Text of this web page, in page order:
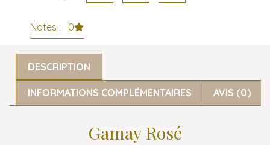
Notes : 0
DESCRIPTION
INFORMATIONS COMPLÉMENTAIRES AVIS (0)
Gamay Rosé